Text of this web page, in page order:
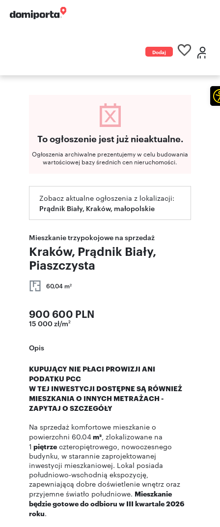
Dodaj
To ogłoszenie jest już nieaktualne.
Ogłoszenia archiwalne prezentujemy w celu budowania
wartościowej bazy średnich cen nieruchomości.
Zobacz aktualne ogłoszenia z lokalizacji:
Prądnik Biały, Kraków, małopolskie
Mieszkanie trzypokojowe na sprzedaż
Kraków, Prądnik Biały,
Piaszczysta
60,04 m2
900 600 PLN
15 000 zł/m2
Opis
KUPUJĄCY NIE PŁACI PROWIZJI ANI
PODATKU PCC
W TEJ INWESTYCJI DOSTĘPNE SĄ RÓWNIEŻ
MIESZKANIA O INNYCH METRAŻACH -
ZAPYTAJ O SZCZEGÓŁY
Na sprzedaż komfortowe mieszkanie o
powierzchni 60.04m², zlokalizowane na
1 piętrze czteropiętrowego, nowoczesnego
budynku, w starannie zaprojektowanej
inwestycji mieszkaniowej. Lokal posiada
południowo-wschodnią ekspozycję,
zapewniającą dobre doświetlenie wnętrz oraz
przyjemne światło południowe. Mieszkanie
będzie gotowe do odbioru w III kwartale 2026
roku.